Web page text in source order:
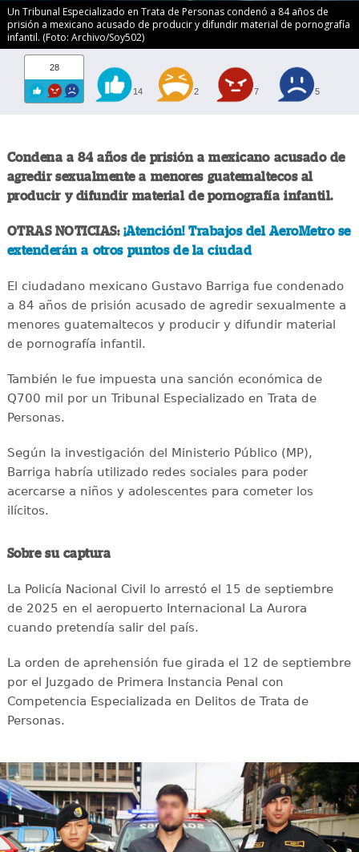
Un Tribunal Especializado en Trata de Personas condenó a 84 años de
prisión a mexicano acusado de producir y difundir material de pornografía
infantil. (Foto: Archivo/Soy502)
28
14 2 7 5
Condena a 84 años de prisión a mexicano acusado de
agredir sexualmente a menores guatemaltecos al
producir y difundir material de pornografía infantil.
OTRAS NOTICIAS: ¡Atención! Trabajos del AeroMetro se
extenderán a otros puntos de la ciudad
El ciudadano mexicano Gustavo Barriga fue condenado
a 84 años de prisión acusado de agredir sexualmente a
menores guatemaltecos y producir y difundir material
de pornografía infantil.
También le fue impuesta una sanción económica de
Q700 mil por un Tribunal Especializado en Trata de
Personas.
Según la investigación del Ministerio Público (MP),
Barriga habría utilizado redes sociales para poder
acercarse a niños y adolescentes para cometer los
ilícitos.
Sobre su captura
La Policía Nacional Civil lo arrestó el 15 de septiembre
de 2025 en el aeropuerto Internacional La Aurora
cuando pretendía salir del país.
La orden de aprehensión fue girada el 12 de septiembre
por el Juzgado de Primera Instancia Penal con
Competencia Especializada en Delitos de Trata de
Personas.